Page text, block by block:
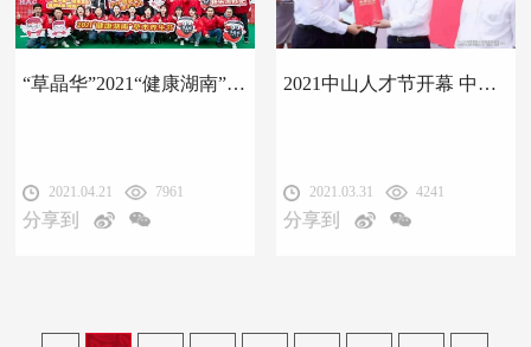
“草晶华”2021“健康湖南”草本养生节正式启动
2021.04.21 7961
分享到
2021中山人才节开幕 中智药业中药破壁饮片技术受关注
2021.03.31 4241
分享到